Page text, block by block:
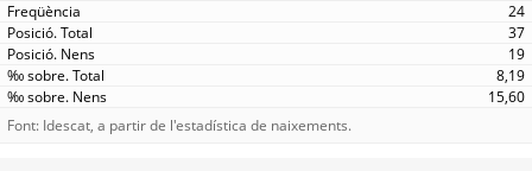
24
37
19
8,19
15,60
Font: Idescat, a partir de l'estadística de naixements.